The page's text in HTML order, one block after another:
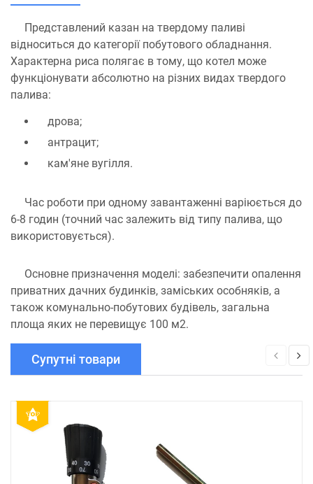
Представлений казан на твердому паливі
відноситься до категорії побутового обладнання.
Характерна риса полягає в тому, що котел може
функціонувати абсолютно на різних видах твердого
палива:
дрова;
антрацит;
кам'яне вугілля.
Час роботи при одному завантаженні варіюється до
6-8 годин (точний час залежить від типу палива, що
використовується).
Основне призначення моделі: забезпечити опалення
приватних дачних будинків, заміських особняків, а
також комунально-побутових будівель, загальна
площа яких не перевищує 100 м2.
Супутні товари